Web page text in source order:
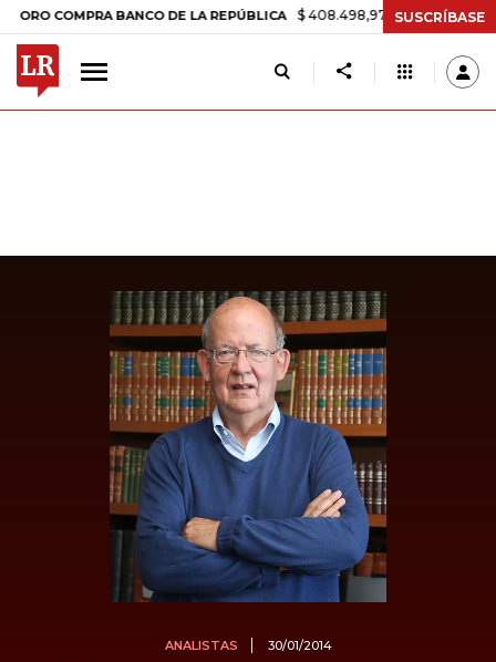
COMPRA BANCO DE LA REPÚBLICA $ 408.498,97 +$ 8.753,81 +2,19%
SUSCRÍBASE
ANALISTAS 30/01/2014